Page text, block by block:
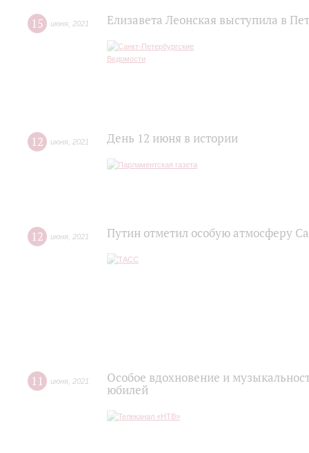
15 июня 2021 Елизавета Леонская выступила в
12 июня 2021 День 12 июня в истории
12 июня 2021 Путин отметил особую атмосферу
11 июня 2021
Особое вдохновение и
юбилей